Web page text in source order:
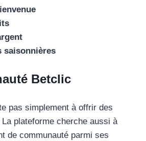
saisonnières
Betclic
pas simplement à offrir des
plateforme cherche aussi à
de communauté parmi ses